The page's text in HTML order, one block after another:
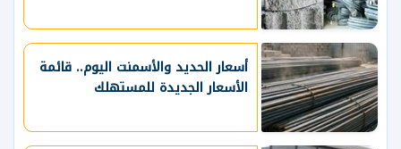
أسعار الحديد والأسمنت اليوم.. قائمة
الأسعار الجديدة للمستهلك